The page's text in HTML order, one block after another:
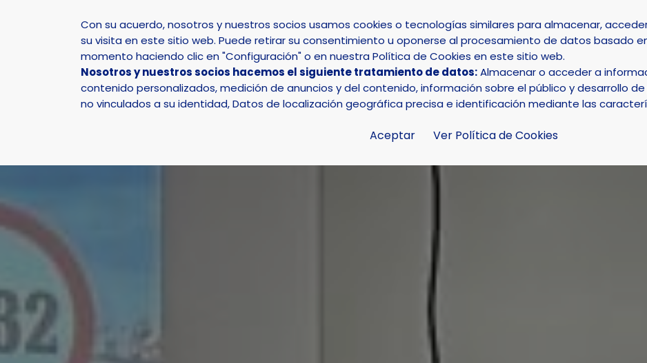
INICIO AYUNTAMIENTO LA NUCÍA
Con su acuerdo, nosotros y nuestros socios usamos cookies o tecnologías similares para almacenar,
su visita en este sitio web. Puede retirar su consentimiento u oponerse al procesamiento de datos basado
momento haciendo clic en "Configuración" o en nuestra Política de Cookies en este sitio web.
Nosotros y nuestros socios hacemos el siguiente tratamiento de datos:Almacenar o acceder a
contenido personalizados, medición de anuncios y del contenido, información sobre el público y desarrollo
no vinculados a su identidad, Datos de localización geográfica precisa e identificación mediante las
Aceptar Ver Política de Cookies
Actualidad Noticias Noticia - 30 personas asisten a la charla en inglés sobre la ley de Tráfico en